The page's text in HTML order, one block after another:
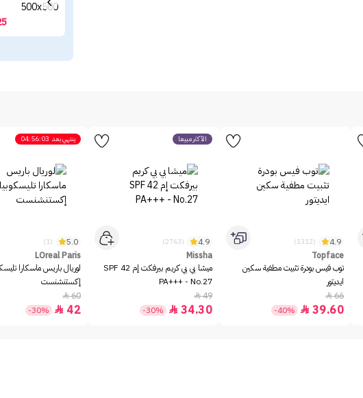
4.9
(1312)
Topface
توب فيس بودرة تثبيت مطفية سكين
ايديتور
66

39.60

-40%
الأكثر مبيعاً
4.9
(2763)
Missha
ميشا بي بي كريم بيرفكت إم SPF 42
PA+++ - No.27
49

34.30

-30%
ينتهي بعد 04:56:03
5.0
(1)
LOreal Paris
لوريال باريس ماسكارا
إكستنشنست
60

42

-30%